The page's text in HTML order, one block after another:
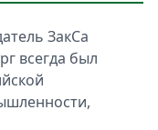
ЗакСа
всегда был